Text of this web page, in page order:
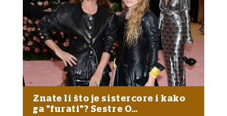
Znate li što je sistercore i kako
ga "furati"? Sestre O…